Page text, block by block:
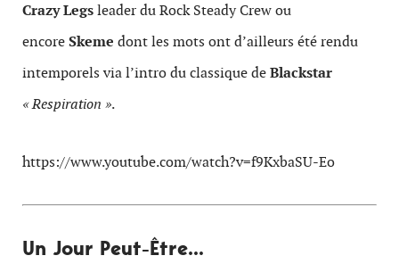
Crazy Legsleader du Rock Steady Crew ou
encoreSkeme dont les mots ont d’ailleurs été rendu
intemporels via l’intro du classique deBlackstar
« Respiration ».
https://www.youtube.com/watch?v=f9KxbaSU-Eo
Un Jour Peut-Être…